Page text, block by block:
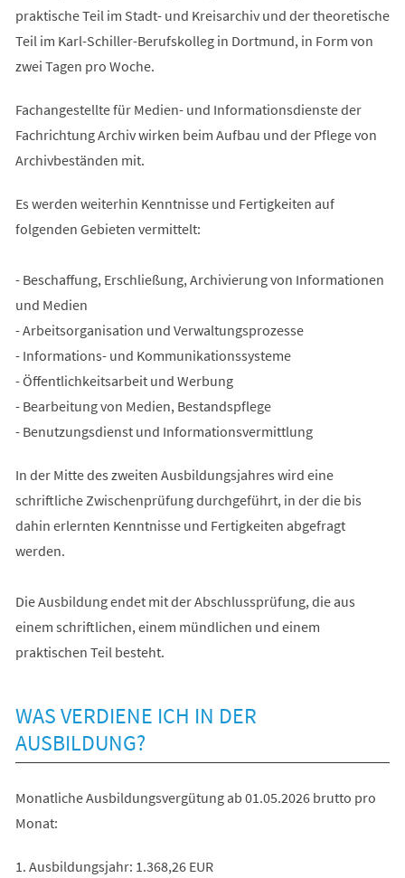
praktische Teil im Stadt- und Kreisarchiv und der theoretische
Teil im Karl-Schiller-Berufskolleg in Dortmund, in Form von
zwei Tagen pro Woche.
Fachangestellte für Medien- und Informationsdienste der
Fachrichtung Archiv wirken beim Aufbau und der Pflege von
Archivbeständen mit.
Es werden weiterhin Kenntnisse und Fertigkeiten auf
folgenden Gebieten vermittelt:
- Beschaffung, Erschließung, Archivierung von Informationen
und Medien
- Arbeitsorganisation und Verwaltungsprozesse
- Informations- und Kommunikationssysteme
- Öffentlichkeitsarbeit und Werbung
- Bearbeitung von Medien, Bestandspflege
- Benutzungsdienst und Informationsvermittlung
In der Mitte des zweiten Ausbildungsjahres wird eine
schriftliche Zwischenprüfung durchgeführt, in der die bis
dahin erlernten Kenntnisse und Fertigkeiten abgefragt
werden.
Die Ausbildung endet mit der Abschlussprüfung, die aus
einem schriftlichen, einem mündlichen und einem
praktischen Teil besteht.
WAS VERDIENE ICH IN DER
AUSBILDUNG?
Monatliche Ausbildungsvergütung ab 01.05.2026 brutto pro
Monat:
1. Ausbildungsjahr: 1.368,26 EUR